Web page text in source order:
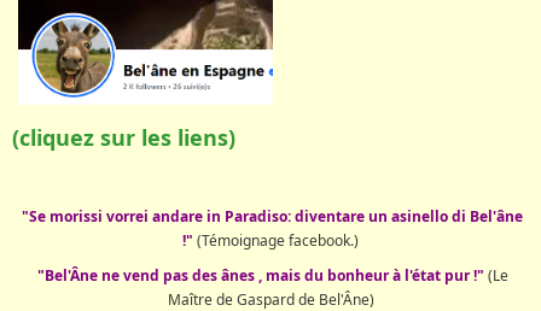
(cliquez sur les liens)
"Se morissi vorrei andare in Paradiso: diventare un asinello di Bel'âne
!" (Témoignage facebook.)
"Bel'Âne ne vend pas des ânes , mais du bonheur à l'état pur !" (Le
Maître de Gaspard de Bel'Âne)